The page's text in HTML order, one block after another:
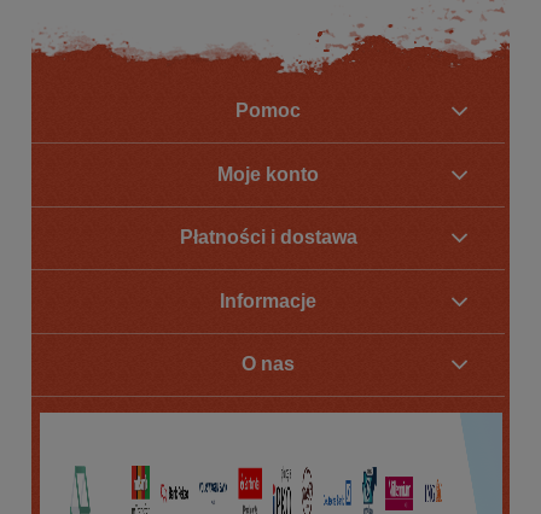
Pomoc
Moje konto
Płatności i dostawa
Informacje
O nas